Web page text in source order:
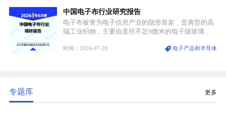
业。
中国电子布行业研究报告
电子布被誉为电子信息产业的隐形骨架，是典型的高
端工业织物，主要由直径不足9微米的电子级玻璃纤
生产制造过程中不可或缺的核心基材。电子布具备高
时间：2026-07-20 电子产品和半导体
专题库 更多